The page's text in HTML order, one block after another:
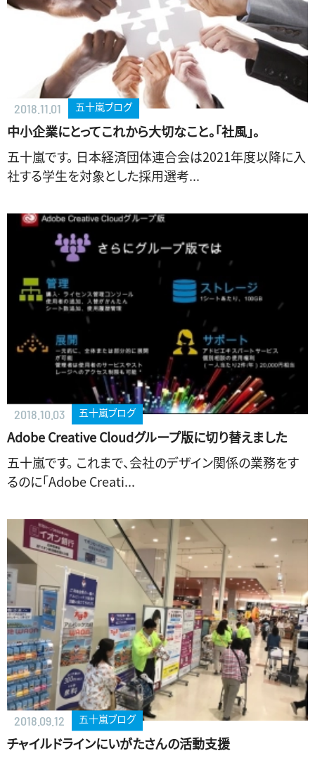
2018.11.01 五十嵐ブログ
中小企業にとってこれから大切なこと。「社風」。
五十嵐です。 日本経済団体連合会は2021年度以降に入
社する学生を対象とした採用選考...
2018.10.03 五十嵐ブログ
Adobe Creative Cloudグループ版に切り替えました
五十嵐です。 これまで、会社のデザイン関係の業務をす
るのに「Adobe Creati...
2018.09.12 五十嵐ブログ
チャイルドラインにいがたさんの活動支援